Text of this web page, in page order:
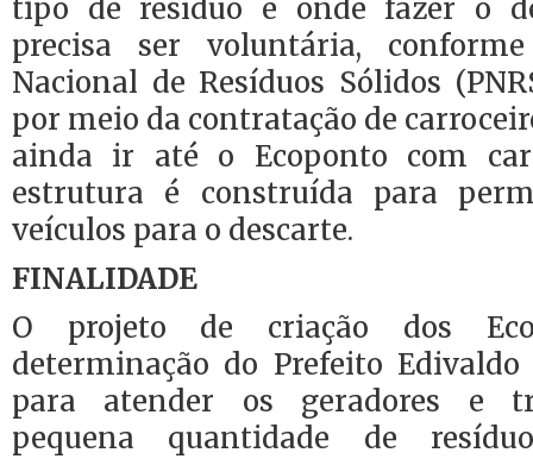
tipo de resíduo e onde fazer o
precisa ser voluntária,
Nacional de Resíduos Sólidos
por meio da contratação de
ainda ir até o Ecoponto com
estrutura é construída para
veículos para o descarte.
FINALIDADE
O projeto de criação dos
determinação do Prefeito
para atender os geradores e
pequena quantidade de